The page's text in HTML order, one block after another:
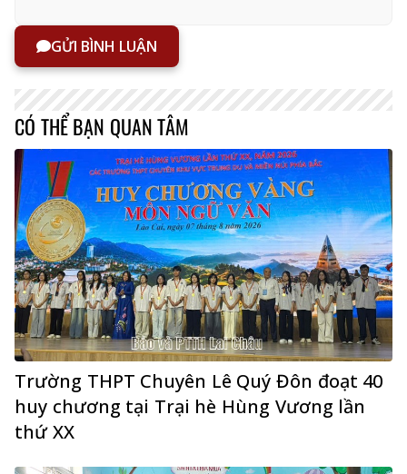
GỬI BÌNH LUẬN
CÓ THỂ BẠN QUAN TÂM
Trường THPT Chuyên Lê Quý Đôn đoạt 40
huy chương tại Trại hè Hùng Vương lần
thứ XX